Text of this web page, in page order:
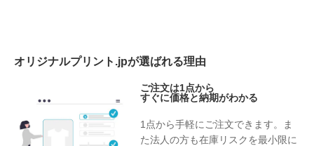
オリジナルプリント.jpが選ばれる理由
ご注文は1点から
すぐに価格と納期がわかる
1点から手軽にご注文できます。ま
た法人の方も在庫リスクを最小限に